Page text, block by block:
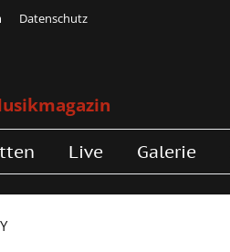
Datenschutz
Live Galerie